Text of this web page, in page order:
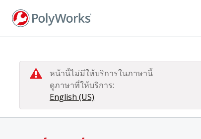
หน้านี้ไม่มีให้บริการในภาษานี้
ดูภาษาที่ให้บริการ:
English (US)